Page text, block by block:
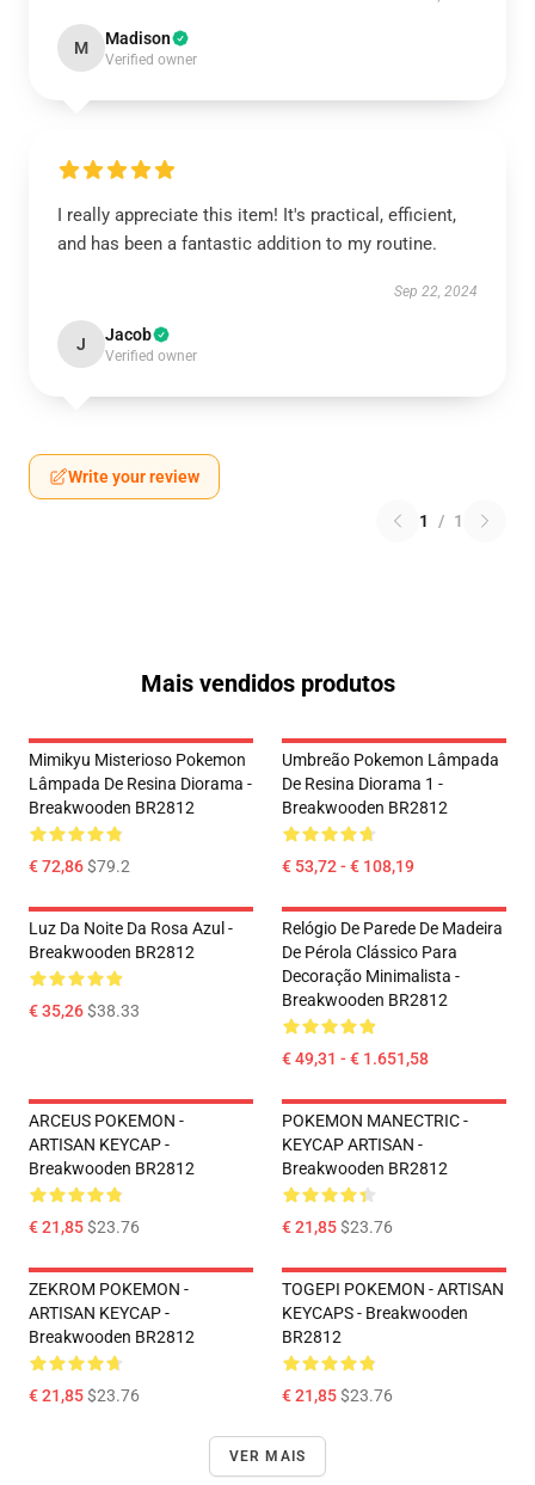
M Madison
Verified owner
I really appreciate this item! It's practical, efficient,
and has been a fantastic addition to my routine.
Sep 22, 2024
J Jacob
Verified owner
Write your review
1 / 1
Mais vendidos produtos
Mimikyu Misterioso Pokemon
Lâmpada De Resina Diorama -
Breakwooden BR2812
€ 72,86$79.2
Umbreão Pokemon Lâmpada
De Resina Diorama 1 -
Breakwooden BR2812
€ 53,72 - € 108,19
Luz Da Noite Da Rosa Azul -
Breakwooden BR2812
€ 35,26$38.33
Relógio De Parede De Madeira
De Pérola Clássico Para
Decoração Minimalista -
Breakwooden BR2812
€ 49,31 - € 1.651,58
ARCEUS POKEMON -
ARTISAN KEYCAP -
Breakwooden BR2812
€ 21,85$23.76
POKEMON MANECTRIC -
KEYCAP ARTISAN -
Breakwooden BR2812
€ 21,85$23.76
ZEKROM POKEMON -
ARTISAN KEYCAP -
Breakwooden BR2812
€ 21,85$23.76
TOGEPI POKEMON - ARTISAN
KEYCAPS - Breakwooden
BR2812
€ 21,85$23.76
VER MAIS